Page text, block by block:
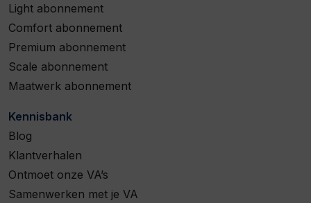
Light abonnement
Comfort abonnement
Premium abonnement
Scale abonnement
Maatwerk abonnement
Kennisbank
Blog
Klantverhalen
Ontmoet onze VA’s
Samenwerken met je VA